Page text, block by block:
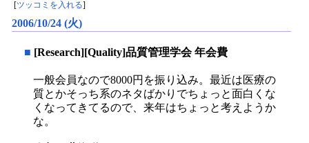
ツッコミを入れる
2006/10/24 (火)
■ [Research][Quality]品質管理学会 年会費
一般会員なので8000円を振り込み。最近は医療の
質とかそっち系のネタばかりでちょっと面白くな
くなってきてるので、来年はちょっと考えようか
な。